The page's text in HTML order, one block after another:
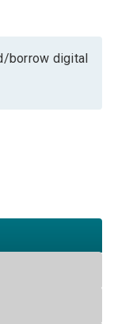
borrow digital